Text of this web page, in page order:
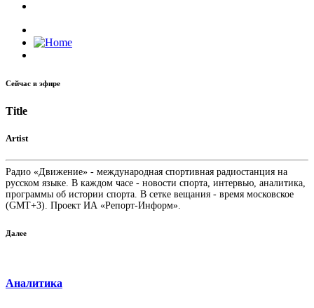
Сейчас в эфире
Title
Artist
Радио «Движение» - международная спортивная радиостанция на
русском языке. В каждом часе - новости спорта, интервью, аналитика,
программы об истории спорта. В сетке вещания - время московское
(GMT+3). Проект ИА «Репорт-Информ».
Далее
Аналитика